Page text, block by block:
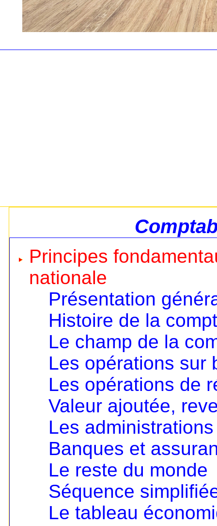
Principes
nationale
Présentation
Histoire de la
Le champ de la
Les opérations sur
Les opérations de
Valeur ajoutée,
Les
Banques et
Le reste du monde
Séquence
Le tableau